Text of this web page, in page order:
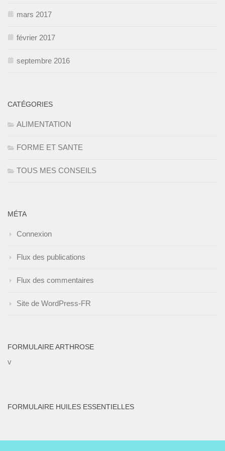
mars 2017
février 2017
septembre 2016
CATÉGORIES
ALIMENTATION
FORME ET SANTE
TOUS MES CONSEILS
MÉTA
Connexion
Flux des publications
Flux des commentaires
Site de WordPress-FR
FORMULAIRE ARTHROSE
v
FORMULAIRE HUILES ESSENTIELLES